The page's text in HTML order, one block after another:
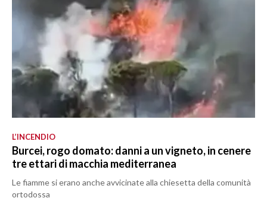
L’INCENDIO
Burcei, rogo domato: danni a un vigneto, in cenere
tre ettari di macchia mediterranea
Le fiamme si erano anche avvicinate alla chiesetta della comunità
ortodossa